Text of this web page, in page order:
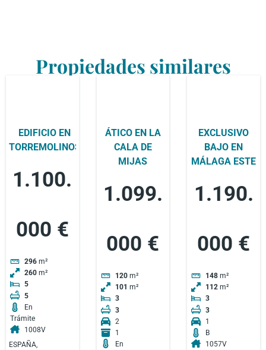
Propiedades similares
EDIFICIO EN
TORREMOLINOS
1.100.
000 €
296 m²
260 m²
5
5
En
Trámite
1008V
ESPAÑA,
ÁTICO EN LA
CALA DE
MIJAS
1.099.
000 €
120 m²
101 m²
3
3
2
1
En
EXCLUSIVO
BAJO EN
MÁLAGA ESTE
1.190.
000 €
148 m²
112 m²
3
3
1
B
1057V